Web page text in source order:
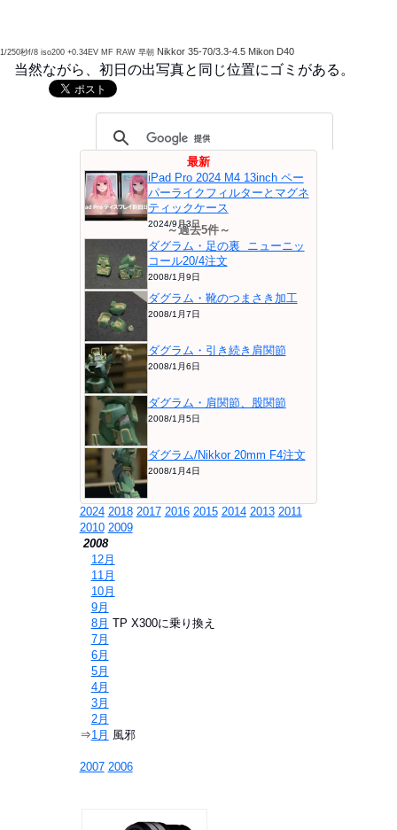
1/250秒f/8 iso200 +0.34EV MF RAW 早朝 Nikkor 35-70/3.3-4.5 Mikon D40
当然ながら、初日の出写真と同じ位置にゴミがある。
最新
iPad Pro 2024 M4 13inch ペー
パーライクフィルターとマグネ
ティックケース
2024/9月3日
～過去5件～
ダグラム・足の裏 ニューニッ
コール20/4注文
2008/1月9日
ダグラム・靴のつまさき加工
2008/1月7日
ダグラム・引き続き肩関節
2008/1月6日
ダグラム・肩関節、股関節
2008/1月5日
ダグラム/Nikkor 20mm F4注文
2008/1月4日
2024 2018 2017 2016 2015 2014 2013 2011
2010 2009
2008
12月
11月
10月
9月
8月 TP X300に乗り換え
7月
6月
5月
4月
3月
2月
⇒1月 風邪
2007 2006